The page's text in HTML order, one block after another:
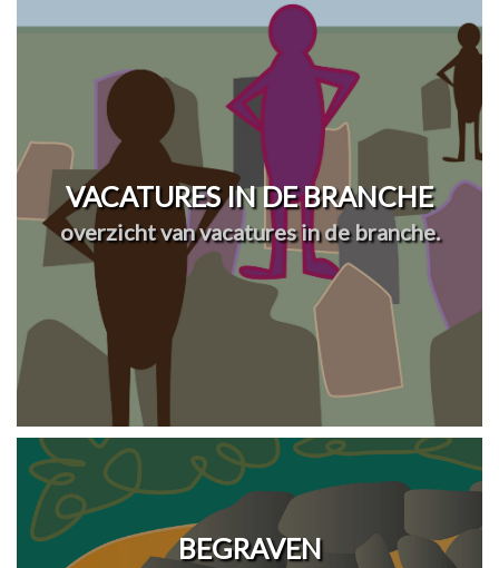
VACATURES IN DE BRANCHE
overzicht van vacatures in de branche.
BEGRAVEN